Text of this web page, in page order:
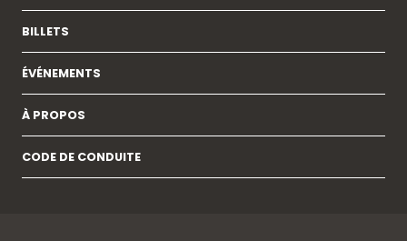
BILLETS
ÉVÉNEMENTS
À PROPOS
CODE DE CONDUITE